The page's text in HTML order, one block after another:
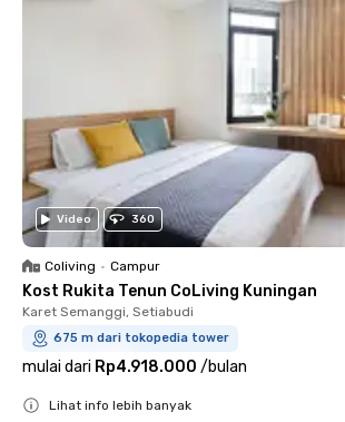
Video 360
Coliving • Campur
Kost Rukita Tenun CoLiving Kuningan
Karet Semanggi, Setiabudi
675 m dari tokopedia tower
mulai dari Rp4.918.000 /bulan
Lihat info lebih banyak